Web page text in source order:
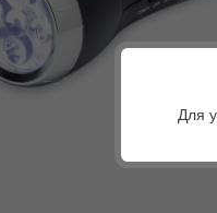
Для